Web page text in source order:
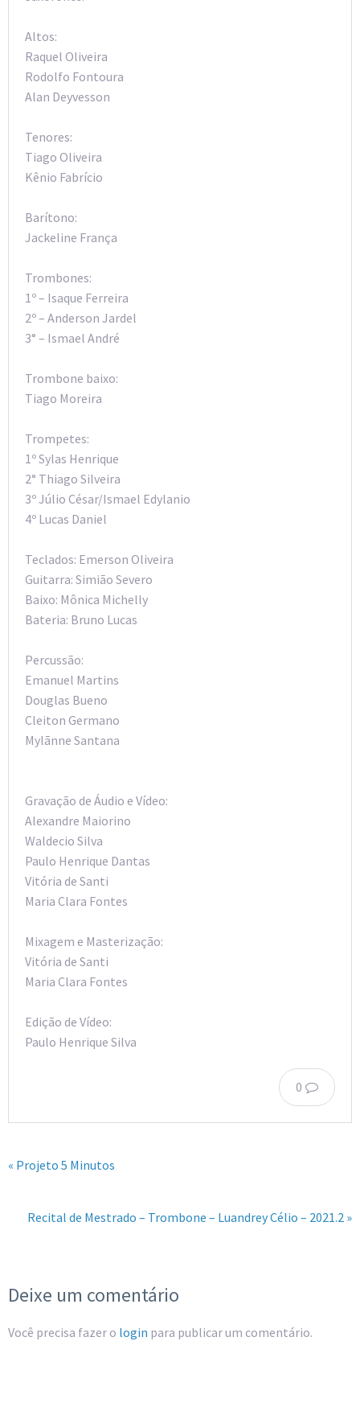
Altos:
Raquel Oliveira
Rodolfo Fontoura
Alan Deyvesson
Tenores:
Tiago Oliveira
Kênio Fabrício
Barítono:
Jackeline França
Trombones:
1º – Isaque Ferreira
2º – Anderson Jardel
3° – Ismael André
Trombone baixo:
Tiago Moreira
Trompetes:
1º Sylas Henrique
2° Thiago Silveira
3º Júlio César/Ismael Edylanio
4º Lucas Daniel
Teclados: Emerson Oliveira
Guitarra: Simião Severo
Baixo: Mônica Michelly
Bateria: Bruno Lucas
Percussão:
Emanuel Martins
Douglas Bueno
Cleiton Germano
Mylãnne Santana
Gravação de Áudio e Vídeo:
Alexandre Maiorino
Waldecio Silva
Paulo Henrique Dantas
Vitória de Santi
Maria Clara Fontes
Mixagem e Masterização:
Vitória de Santi
Maria Clara Fontes
Edição de Vídeo:
Paulo Henrique Silva
0
« Projeto 5 Minutos
Recital de Mestrado – Trombone – Luandrey Célio – 2021.2 »
Deixe um comentário
Você precisa fazer o login para publicar um comentário.